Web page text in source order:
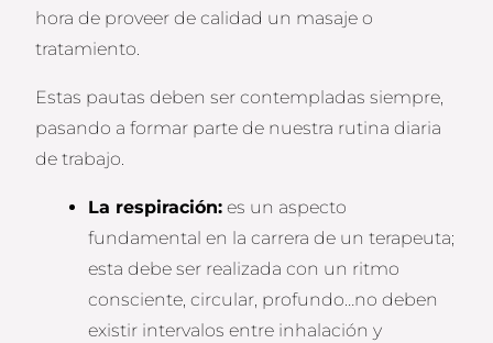
hora de proveer de calidad un masaje o
tratamiento.
Estas pautas deben ser contempladas siempre,
pasando a formar parte de nuestra rutina diaria
de trabajo.
La respiración: es un aspecto
fundamental en la carrera de un terapeuta;
esta debe ser realizada con un ritmo
consciente, circular, profundo…no deben
existir intervalos entre inhalación y